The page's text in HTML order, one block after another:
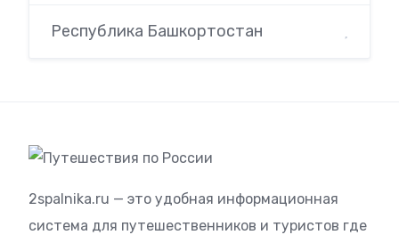
Республика Башкортостан
2spalnika.ru — это удобная информационная
система для путешественников и туристов где